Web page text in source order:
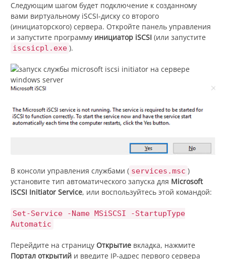
Следующим шагом будет подключение к созданному
вами виртуальному iSCSI-диску со второго
(инициаторского) сервера. Откройте панель управления
и запустите программу инициатор iSCSI (или запустите
iscsicpl.exe ).
В консоли управления службами ( services.msc )
установите тип автоматического запуска для Microsoft
iSCSI Initiator Service, или воспользуйтесь этой командой:
Set-Service -Name MSiSCSI -StartupType
Automatic
Перейдите на страницу Открытие вкладка, нажмите
Портал открытий и введите IP-адрес первого сервера